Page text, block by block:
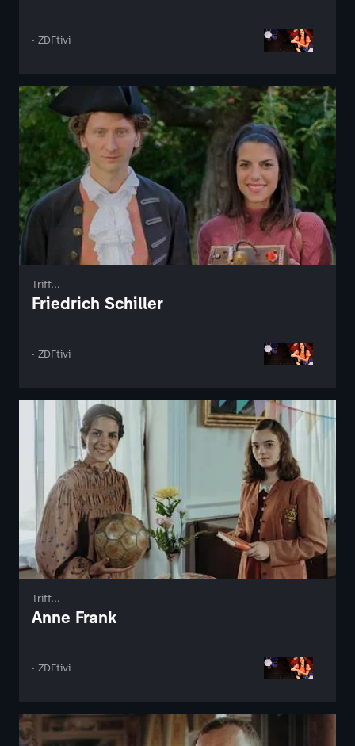
· ZDFtivi
Triff...
Friedrich Schiller
· ZDFtivi
Triff...
Anne Frank
· ZDFtivi